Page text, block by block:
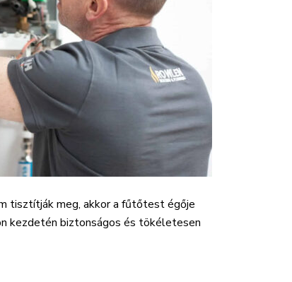
tisztítják meg, akkor a fűtőtest égője
kezdetén biztonságos és tökéletesen